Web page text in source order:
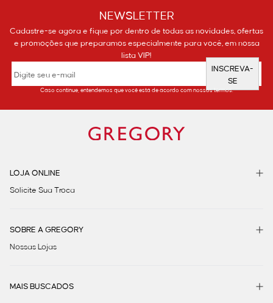
NEWSLETTER
Cadastre-se agora e fique por dentro de todas as novidades, ofertas
e promoções que preparamos especialmente para você, em nossa
lista VIP!
INSCREVA-
SE
Caso continue, entendemos que você está de acordo com nossos termos.
LOJA ONLINE
Solicite Sua Troca
SOBRE A GREGORY
Nossas Lojas
MAIS BUSCADOS